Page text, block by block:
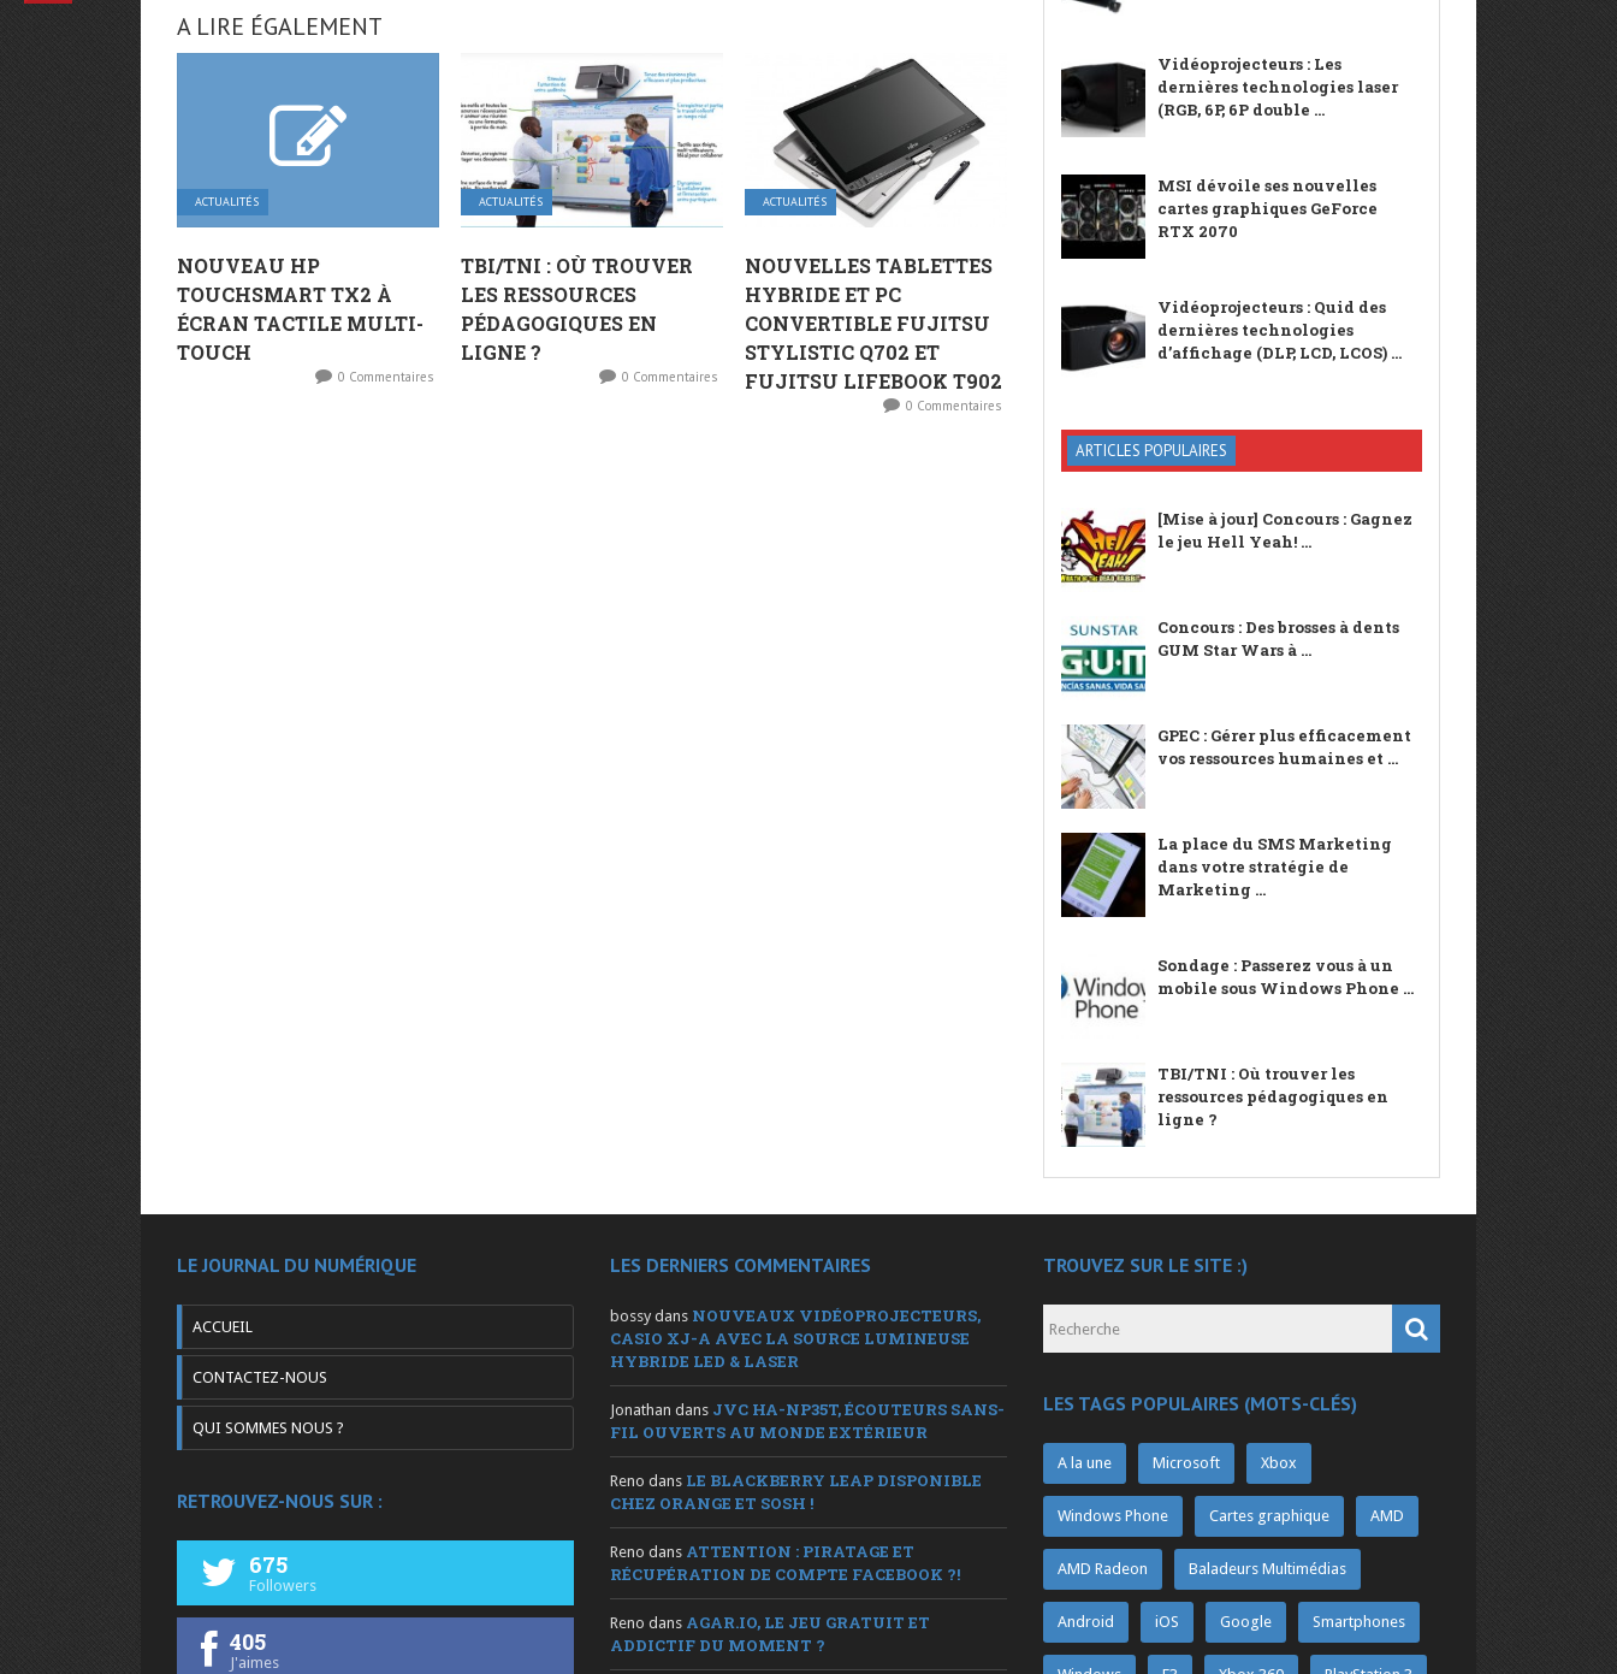
A LIRE ÉGALEMENT
ACTUALITÉS
NOUVEAU HP
TOUCHSMART TX2 À
ÉCRAN TACTILE MULTI-
TOUCH
0 Commentaires
ACTUALITÉS
TBI/TNI : OÙ TROUVER
LES RESSOURCES
PÉDAGOGIQUES EN
LIGNE ?
0 Commentaires
ACTUALITÉS
NOUVELLES TABLETTES
HYBRIDE ET PC
CONVERTIBLE FUJITSU
STYLISTIC Q702 ET
FUJITSU LIFEBOOK T902
0 Commentaires
Vidéoprojecteurs : Les
dernières technologies laser
(RGB, 6P, 6P double ...
MSI dévoile ses nouvelles
cartes graphiques GeForce
RTX 2070
Vidéoprojecteurs : Quid des
dernières technologies
d’affichage (DLP, LCD, LCOS) ...
ARTICLES POPULAIRES
[Mise à jour] Concours : Gagnez
le jeu Hell Yeah! ...
Concours : Des brosses à dents
GUM Star Wars à ...
GPEC : Gérer plus efficacement
vos ressources humaines et ...
La place du SMS Marketing
dans votre stratégie de
Marketing ...
Sondage : Passerez vous à un
mobile sous Windows Phone ...
TBI/TNI : Où trouver les
ressources pédagogiques en
ligne ?
LE JOURNAL DU NUMÉRIQUE
ACCUEIL
CONTACTEZ-NOUS
QUI SOMMES NOUS ?
RETROUVEZ-NOUS SUR :
675
Followers
405
J'aimes
LES DERNIERS COMMENTAIRES
bossy dans NOUVEAUX VIDÉOPROJECTEURS,
CASIO XJ-A AVEC LA SOURCE LUMINEUSE
HYBRIDE LED & LASER
Jonathan dans JVC HA-NP35T, ÉCOUTEURS SANS-
FIL OUVERTS AU MONDE EXTÉRIEUR
Reno dans LE BLACKBERRY LEAP DISPONIBLE
CHEZ ORANGE ET SOSH !
Reno dans ATTENTION : PIRATAGE ET
RÉCUPÉRATION DE COMPTE FACEBOOK ?!
Reno dans AGAR.IO, LE JEU GRATUIT ET
ADDICTIF DU MOMENT ?
TROUVEZ SUR LE SITE :)
LES TAGS POPULAIRES (MOTS-CLÉS)
A la une Microsoft Xbox
Windows Phone Cartes graphique AMD
AMD Radeon Baladeurs Multimédias
Android iOS Google Smartphones